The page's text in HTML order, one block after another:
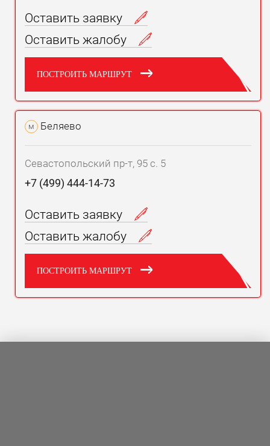
Оставить заявку
Оставить жалобу
ПОСТРОИТЬ МАРШРУТ
м Беляево
Севастопольский пр-т, 95 с. 5
+7 (499) 444-14-73
Оставить заявку
Оставить жалобу
ПОСТРОИТЬ МАРШРУТ